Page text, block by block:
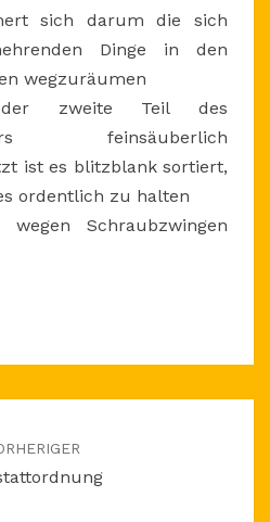
sich darum die sich
Dinge in den
wegzuräumen
zweite Teil des
feinsäuberlich
ist es blitzblank sortiert,
ordentlich zu halten
wegen Schraubzwingen